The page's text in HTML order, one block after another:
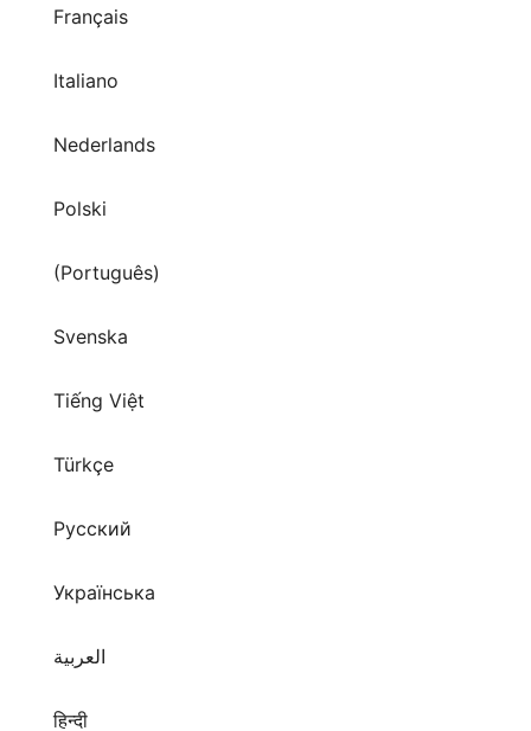
Français
Italiano
Nederlands
Polski
(Português)
Svenska
Tiếng Việt
Türkçe
Русский
Українська
العربية
हिन्दी